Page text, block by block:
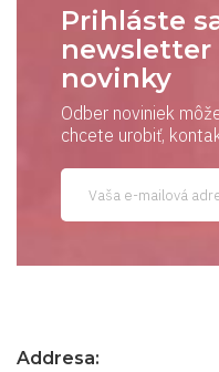
Prihláste
newsletter
novinky
Odber noviniek
chcete urobiť,
Addresa: